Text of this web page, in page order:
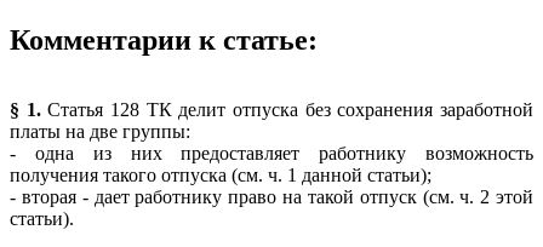
Комментарии к статье:
§ 1.Статья 128 ТК делит отпуска без сохранения заработной
платы на две группы:
- одна из них предоставляет работнику возможность
получения такого отпуска (см. ч. 1 данной статьи);
- вторая - дает работнику право на такой отпуск (см. ч. 2 этой
статьи).